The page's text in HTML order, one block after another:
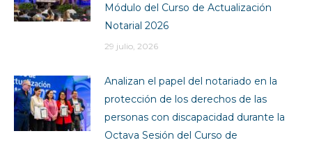
Módulo del Curso de Actualización
Notarial 2026
29 julio, 2026
Analizan el papel del notariado en la
protección de los derechos de las
personas con discapacidad durante la
Octava Sesión del Curso de